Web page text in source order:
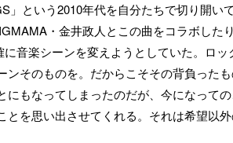
」という2010年代を自分たちで切り開
・金井政人とこの曲をコラボした
に音楽シーンを変えようとしていた。ロ
ンそのものを。だからこそその背負った
にもなってしまったのだが、今になって
を思い出させてくれる。それは希望以外